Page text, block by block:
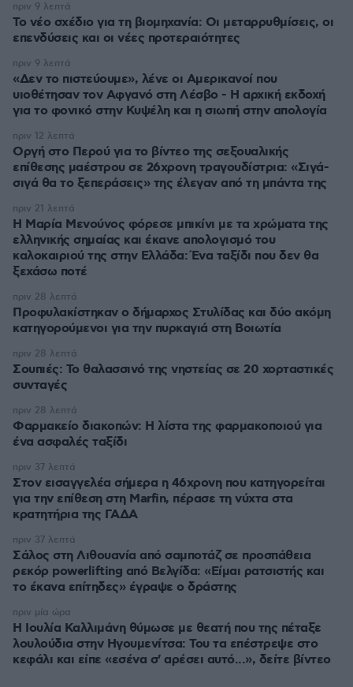
Το νέο σχέδιο για τη βιομηχανία: Οι μεταρρυθμίσεις, οι
επενδύσεις και οι νέες προτεραιότητες
πριν 9 λεπτά
«Δεν το πιστεύουμε», λένε οι Αμερικανοί που
υιοθέτησαν τον Αφγανό στη Λέσβο - Η αρχική εκδοχή
για το φονικό στην Κυψέλη και η σιωπή στην απολογία
πριν 9 λεπτά
Οργή στο Περού για το βίντεο της σεξουαλικής
επίθεσης μαέστρου σε 26χρονη τραγουδίστρια: «Σιγά-
σιγά θα το ξεπεράσεις» της έλεγαν από τη μπάντα της
πριν 12 λεπτά
Η Μαρία Μενούνος φόρεσε μπικίνι με τα χρώματα της
ελληνικής σημαίας και έκανε απολογισμό του
καλοκαιριού της στην Ελλάδα: Ένα ταξίδι που δεν θα
ξεχάσω ποτέ
πριν 21 λεπτά
Προφυλακίστηκαν ο δήμαρχος Στυλίδας και δύο ακόμη
κατηγορούμενοι για την πυρκαγιά στη Βοιωτία
πριν 28 λεπτά
Σουπιές: Το θαλασσινό της νηστείας σε 20 χορταστικές
συνταγές
πριν 28 λεπτά
Φαρμακείο διακοπών: Η λίστα της φαρμακοποιού για
ένα ασφαλές ταξίδι
πριν 28 λεπτά
Στον εισαγγελέα σήμερα η 46χρονη που κατηγορείται
για την επίθεση στη Marfin, πέρασε τη νύχτα στα
κρατητήρια της ΓΑΔΑ
πριν 37 λεπτά
Σάλος στη Λιθουανία από σαμποτάζ σε προσπάθεια
ρεκόρ powerlifting από Βελγίδα: «Είμαι ρατσιστής και
το έκανα επίτηδες» έγραψε ο δράστης
πριν 37 λεπτά
Η Ιουλία Καλλιμάνη θύμωσε με θεατή που της πέταξε
λουλούδια στην Ηγουμενίτσα: Του τα επέστρεψε στο
κεφάλι και είπε «εσένα σ' αρέσει αυτό...», δείτε βίντεο
πριν μία ώρα